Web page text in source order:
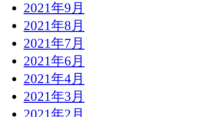
2021年9月
2021年8月
2021年7月
2021年6月
2021年4月
2021年3月